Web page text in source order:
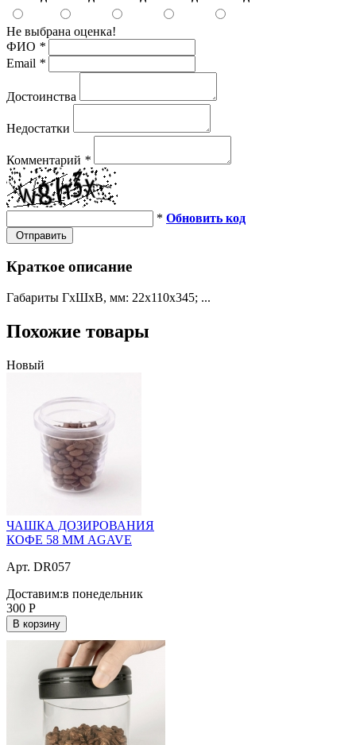
Не выбрана оценка!
ФИО *
Email *
Достоинства
Недостатки
Комментарий *
* Обновить код
Отправить
Краткое описание
Габариты ГхШхВ, мм: 22х110х345; ...
Похожие товары
Новый
ЧАШКА ДОЗИРОВАНИЯ
КОФЕ 58 ММ AGAVE
Арт. DR057
Доставим:в понедельник
300 Р
В корзину